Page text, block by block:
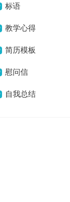
标语
教学心得
简历模板
慰问信
自我总结